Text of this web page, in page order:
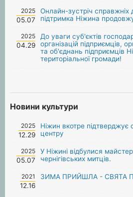
2025
05.07
Онлайн-зустріч справжніх
підтримка Ніжина
2025
04.29
До уваги суб'єктів
організацій підприємців,
та об'єднань підприємців
територіальної громади!
Новини культури
2025
12.29
Ніжин вкотре підтверджує
центру
2025
05.07
У Ніжині відбулися
чернігівських митців.
2021
12.16
ЗИМА ПРИЙШЛА - СВЯТА